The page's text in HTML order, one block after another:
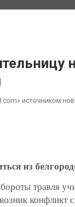
источником
из
травля
конфликт